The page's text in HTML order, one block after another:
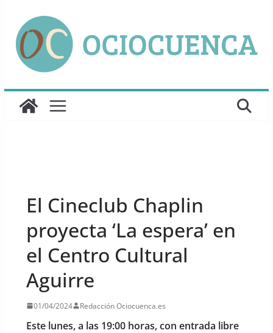
contenido
El Cineclub Chaplin
proyecta ‘La espera’ en
el Centro Cultural
Aguirre
01/04/2024 Redacción Ociocuenca.es
Este lunes, a las 19:00 horas, con entrada libre